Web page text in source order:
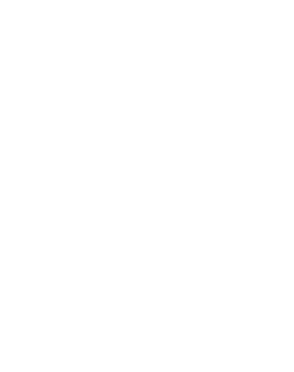
Cofundador y editor del medio de periodismo
de La Cola de Rata; Óscar Parra, Director de Rutas
Elena Sánchez, periodista de Casanare
de Óscar Parra y Abelardo Gómez, sobre la
la información para contar una historia a través de
destinados a campesinos de la región, y la
de poder en la región.
de una comunidad afrodescendiente que hace 10
y, concluye que ahora el Estado debe cumplir la
por Martha Sánchez, divulga los impactos
muestra la difícil realidad que viven muchos